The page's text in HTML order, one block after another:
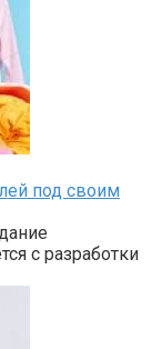
под своим
с разработки